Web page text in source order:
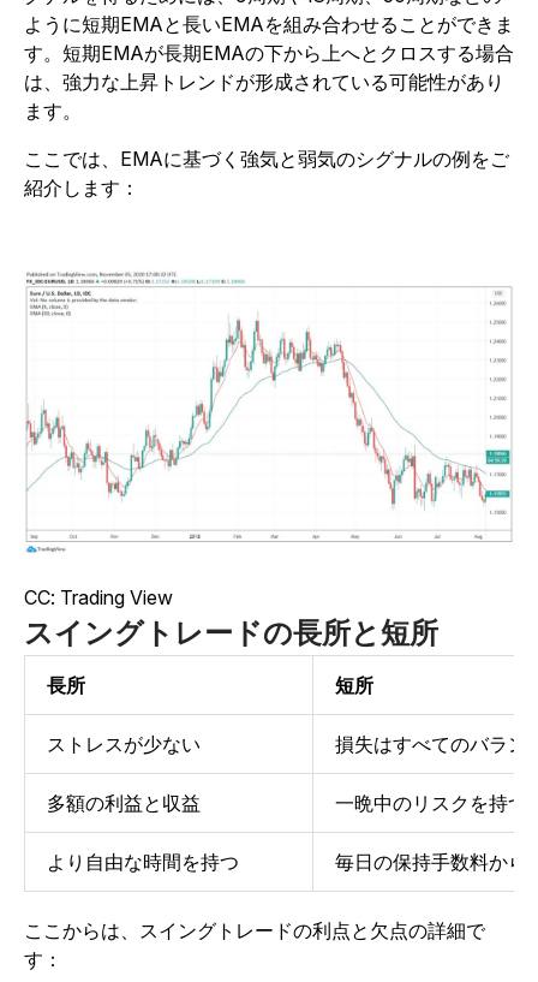
ように短期EMAと長いEMAを組み合わせることができま
す。短期EMAが長期EMAの下から上へとクロスする場合
は、強力な上昇トレンドが形成されている可能性があり
ます。
ここでは、EMAに基づく強気と弱気のシグナルの例をご
紹介します：
CC: Trading View
スイングトレードの長所と短所
長所 短所
ストレスが少ない 損失はすべてのバラン
多額の利益と収益 一晩中のリスクを持つ
より自由な時間を持つ 毎日の保持手数料から
ここからは、スイングトレードの利点と欠点の詳細で
す：